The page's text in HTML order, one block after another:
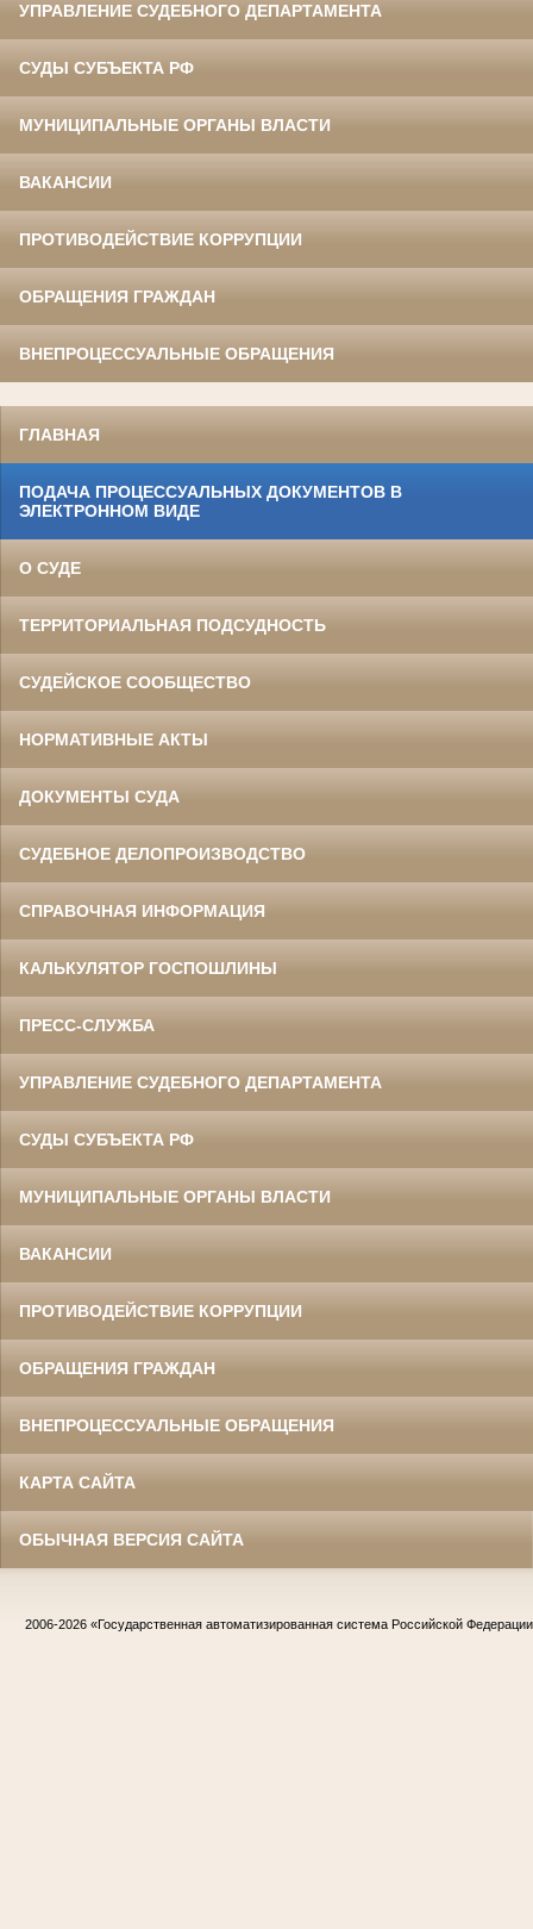
УПРАВЛЕНИЕ СУДЕБНОГО ДЕПАРТАМЕНТА
СУДЫ СУБЪЕКТА РФ
МУНИЦИПАЛЬНЫЕ ОРГАНЫ ВЛАСТИ
ВАКАНСИИ
ПРОТИВОДЕЙСТВИЕ КОРРУПЦИИ
ОБРАЩЕНИЯ ГРАЖДАН
ВНЕПРОЦЕССУАЛЬНЫЕ ОБРАЩЕНИЯ
ГЛАВНАЯ
ПОДАЧА ПРОЦЕССУАЛЬНЫХ ДОКУМЕНТОВ В
ЭЛЕКТРОННОМ ВИДЕ
О СУДЕ
ТЕРРИТОРИАЛЬНАЯ ПОДСУДНОСТЬ
СУДЕЙСКОЕ СООБЩЕСТВО
НОРМАТИВНЫЕ АКТЫ
ДОКУМЕНТЫ СУДА
СУДЕБНОЕ ДЕЛОПРОИЗВОДСТВО
СПРАВОЧНАЯ ИНФОРМАЦИЯ
КАЛЬКУЛЯТОР ГОСПОШЛИНЫ
ПРЕСС-СЛУЖБА
УПРАВЛЕНИЕ СУДЕБНОГО ДЕПАРТАМЕНТА
СУДЫ СУБЪЕКТА РФ
МУНИЦИПАЛЬНЫЕ ОРГАНЫ ВЛАСТИ
ВАКАНСИИ
ПРОТИВОДЕЙСТВИЕ КОРРУПЦИИ
ОБРАЩЕНИЯ ГРАЖДАН
ВНЕПРОЦЕССУАЛЬНЫЕ ОБРАЩЕНИЯ
КАРТА САЙТА
ОБЫЧНАЯ ВЕРСИЯ САЙТА
2006-2026 «Государственная автоматизированная система Российской